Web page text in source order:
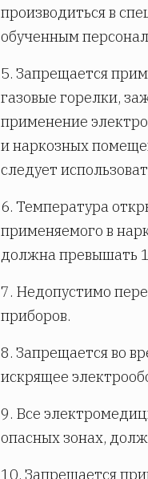
производиться в
обученным
5. Запрещается
газовые горелки,
применение
и наркозных
следует
6. Температура
применяемого в
должна превышать
7. Недопустимо
приборов.
8. Запрещается во
искрящее
9. Все
опасных зонах,
10. Запрещается